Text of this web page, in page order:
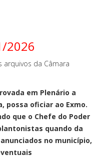
2026
arquivos da Câmara
em Plenário a
possa oficiar ao Exmo.
que o Chefe do Poder
quando da
no município,